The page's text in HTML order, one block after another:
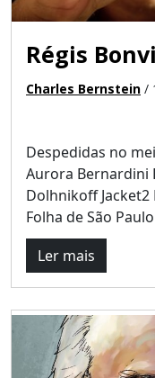
Régis
Charles Bernstein /
Despedidas no
Aurora Bernardini
Dolhnikoff Jacket2
Folha de São
Ler mais